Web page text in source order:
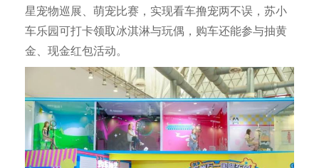
星宠物巡展、萌宠比赛，实现看车撸宠两不误，苏小
车乐园可打卡领取冰淇淋与玩偶，购车还能参与抽黄
金、现金红包活动。